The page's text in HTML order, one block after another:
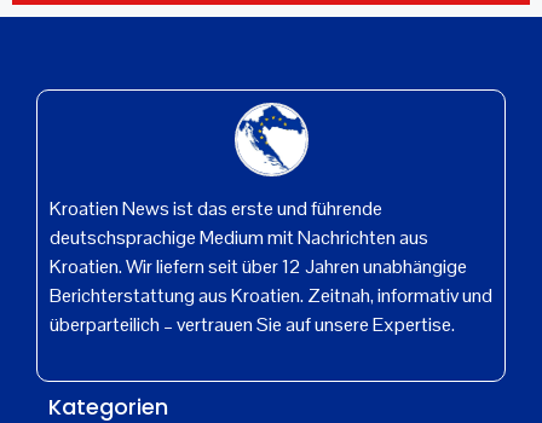
Kroatien News ist das erste und führende
deutschsprachige Medium mit Nachrichten aus
Kroatien. Wir liefern seit über 12 Jahren unabhängige
Berichterstattung aus Kroatien. Zeitnah, informativ und
überparteilich – vertrauen Sie auf unsere Expertise.
Kategorien